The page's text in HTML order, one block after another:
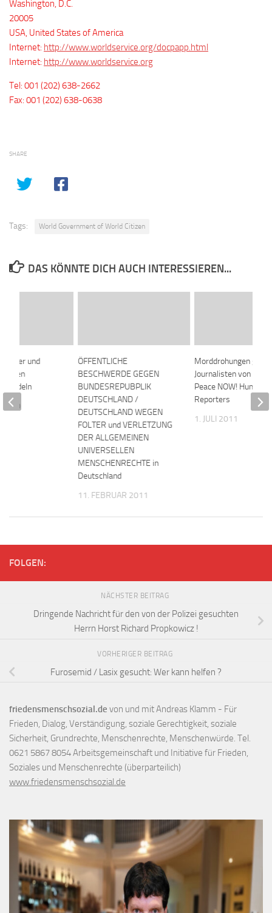
Washington, D.C.
20005
USA, United States of America
Internet: http://www.worldservice.org/docpapp.html
Internet: http://www.worldservice.org
Tel: 001 (202) 638-2662
Fax: 001 (202) 638-0638
SHARE
Tags: World Government of World Citizen
DAS KÖNNTE DICH AUCH INTERESSIEREN...
ÖFFENTLICHE
BESCHWERDE GEGEN
BUNDESREPUBPLIK
DEUTSCHLAND /
DEUTSCHLAND WEGEN
FOLTER und VERLETZUNG
DER ALLGEMEINEN
UNIVERSELLEN
MENSCHENRECHTE in
Deutschland
11. FEBRUAR 2011
Morddrohungen
Journalisten von
Peace NOW! Human
Reporters
1. JULI 2011
Opfer und
wollen
handeln
2010
FOLGEN:
NÄCHSTER BEITRAG
Dringende Nachricht für den von der Polizei gesuchten
Herrn Horst Richard Propkowicz !
VORHERIGER BEITRAG
Furosemid / Lasix gesucht: Wer kann helfen ?
friedensmenschsozial.de von und mit Andreas Klamm - Für
Frieden, Dialog, Verständigung, soziale Gerechtigkeit, soziale
Sicherheit, Grundrechte, Menschenrechte, Menschenwürde. Tel.
0621 5867 8054 Arbeitsgemeinschaft und Initiative für Frieden,
Soziales und Menschenrechte (überparteilich)
www.friedensmenschsozial.de